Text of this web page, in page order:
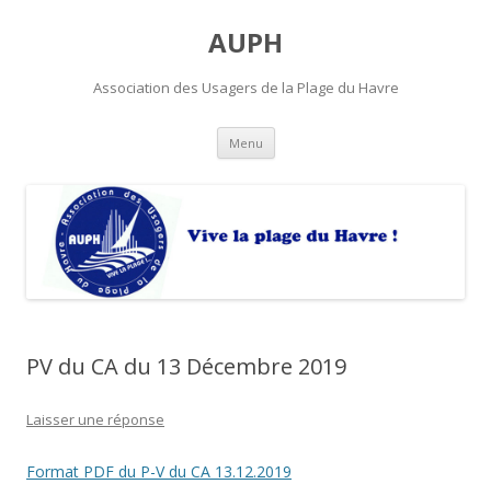
AUPH
Association des Usagers de la Plage du Havre
Menu Aller
contenu
PV du CA du 13 Décembre 2019
Laisser une réponse
Format PDF du P-V du CA 13.12.2019